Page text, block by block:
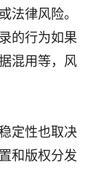
法律风险。
的行为如果
混用等，风
定性也取决
和版权分发